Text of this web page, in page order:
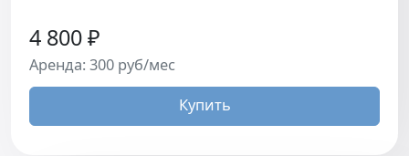
4 800 ₽
Аренда: 300 руб/мес
Купить